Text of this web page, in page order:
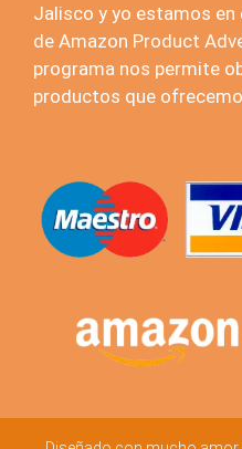
Jalisco y yo estamos
de Amazon Product
programa nos permite
productos que